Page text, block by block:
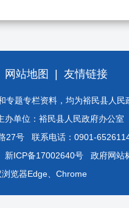
网站地图 友情链接
专题专栏资料，均为裕民县人
单位：裕民县人民政府办公
27号 联系电话：0901-
新ICP备17002640号 政府网站
览器Edge、Chrome